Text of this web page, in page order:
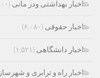
اخبار بهداشتی ودر مانی (۹۰۰)
اخبار حقوقی (۶,۰۸۰)
اخبار دانشگاهی (۱,۵۲۱)
اخبار راه و ترابری و